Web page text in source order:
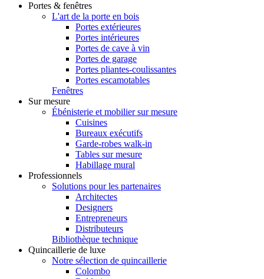
Portes & fenêtres
L'art de la porte en bois
Portes extérieures
Portes intérieures
Portes de cave à vin
Portes de garage
Portes pliantes-coulissantes
Portes escamotables
Fenêtres
Sur mesure
Ébénisterie et mobilier sur mesure
Cuisines
Bureaux exécutifs
Garde-robes walk-in
Tables sur mesure
Habillage mural
Professionnels
Solutions pour les partenaires
Architectes
Designers
Entrepreneurs
Distributeurs
Bibliothèque technique
Quincaillerie de luxe
Notre sélection de quincaillerie
Colombo